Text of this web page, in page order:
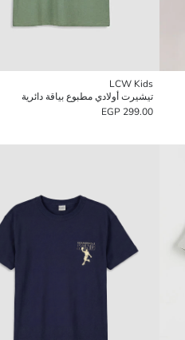
LCW Kids
تيشيرت أولادي مطبوع بياقة دائرية
299.00 EGP